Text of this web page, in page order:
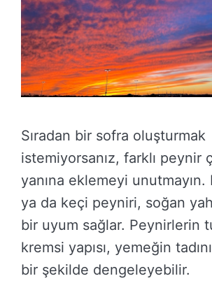
Sıradan bir sofra oluşturmak
istemiyorsanız, farklı peynir
yanına eklemeyi
ya da keçi peyniri, soğan
bir uyum sağlar. Peynirlerin
kremsi yapısı, yemeğin
bir şekilde dengeleyebilir.